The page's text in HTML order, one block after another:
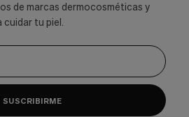
de marcas dermocosméticas y
tu piel.
SUSCRIBIRME